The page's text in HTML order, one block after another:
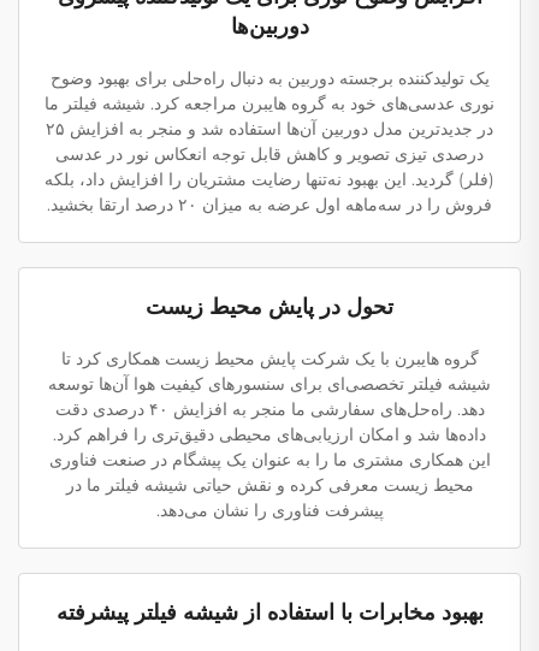
دوربین‌ها
یک تولیدکننده برجسته دوربین به دنبال راه‌حلی برای بهبود وضوح
نوری عدسی‌های خود به گروه هایبرن مراجعه کرد. شیشه فیلتر ما
در جدیدترین مدل دوربین آن‌ها استفاده شد و منجر به افزایش ۲۵
درصدی تیزی تصویر و کاهش قابل توجه انعکاس نور در عدسی
(فلر) گردید. این بهبود نه‌تنها رضایت مشتریان را افزایش داد، بلکه
فروش را در سه‌ماهه اول عرضه به میزان ۲۰ درصد ارتقا بخشید.
تحول در پایش محیط زیست
گروه هایبرن با یک شرکت پایش محیط زیست همکاری کرد تا
شیشه فیلتر تخصصی‌ای برای سنسورهای کیفیت هوا آن‌ها توسعه
دهد. راه‌حل‌های سفارشی ما منجر به افزایش ۴۰ درصدی دقت
داده‌ها شد و امکان ارزیابی‌های محیطی دقیق‌تری را فراهم کرد.
این همکاری مشتری ما را به عنوان یک پیشگام در صنعت فناوری
محیط زیست معرفی کرده و نقش حیاتی شیشه فیلتر ما در
پیشرفت فناوری را نشان می‌دهد.
بهبود مخابرات با استفاده از شیشه فیلتر پیشرفته